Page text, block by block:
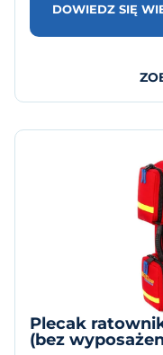
DOWIEDZ SIĘ
Plecak
(bez